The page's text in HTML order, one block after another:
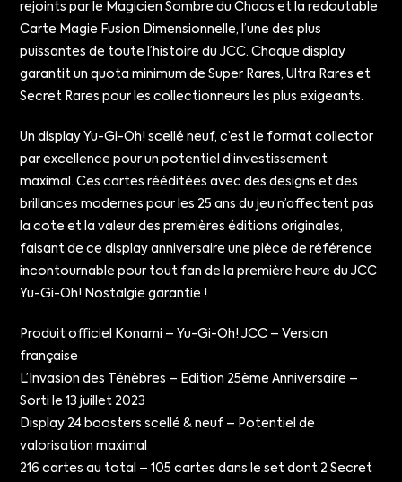
rejoints par le Magicien Sombre du Chaos et la redoutable
Carte Magie Fusion Dimensionnelle, l’une des plus
puissantes de toute l’histoire du JCC. Chaque display
garantit un quota minimum de Super Rares, Ultra Rares et
Secret Rares pour les collectionneurs les plus exigeants.
Un display Yu-Gi-Oh! scellé neuf, c’est le format collector
par excellence pour un potentiel d’investissement
maximal. Ces cartes rééditées avec des designs et des
brillances modernes pour les 25 ans du jeu n’affectent pas
la cote et la valeur des premières éditions originales,
faisant de ce display anniversaire une pièce de référence
incontournable pour tout fan de la première heure du JCC
Yu-Gi-Oh! Nostalgie garantie !
Produit officiel Konami – Yu-Gi-Oh! JCC – Version
française
L’Invasion des Ténèbres – Edition 25ème Anniversaire –
Sorti le 13 juillet 2023
Display 24 boosters scellé & neuf – Potentiel de
valorisation maximal
216 cartes au total – 105 cartes dans le set dont 2 Secret